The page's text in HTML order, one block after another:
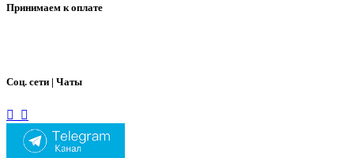
Принимаем к оплате
Соц. сети | Чаты